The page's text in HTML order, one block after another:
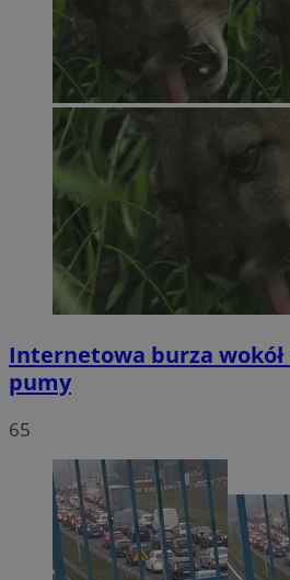
Internetowa burza
pumy
65